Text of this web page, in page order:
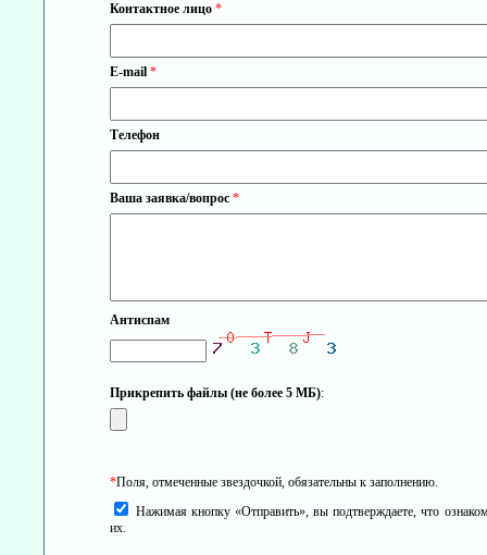
Контактное лицо *
E-mail *
Телефон
Ваша заявка/вопрос *
Антиспам
Прикрепить файлы (не более 5 МБ):
*Поля, отмеченные звездочкой, обязательны к заполнению.
Нажимая кнопку «Отправить», вы подтверждаете, что
их.